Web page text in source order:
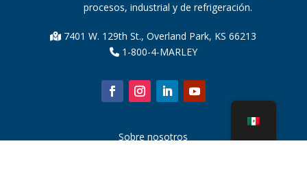
procesos, industrial y de refrigeración.
7401 W. 129th St., Overland Park, KS 66213
1-800-4-MARLEY
Sobre nosotros